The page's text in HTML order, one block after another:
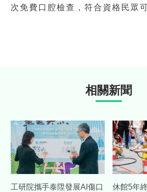
次免費口腔檢查，符合資格民眾
相關新聞
工研院攜手泰陞發展AI傷口
休館5年